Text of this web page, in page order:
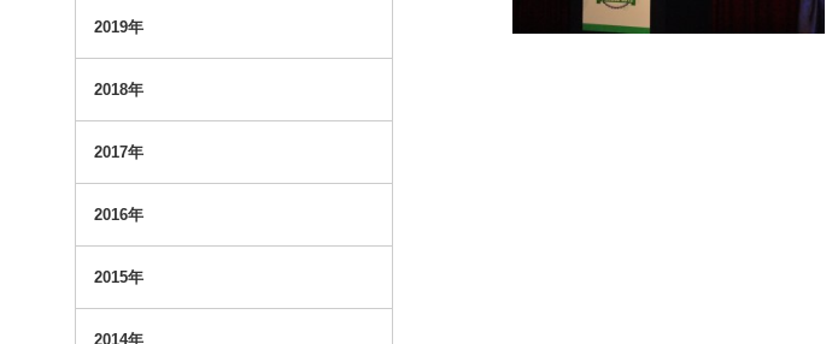
2019年
2018年
2017年
2016年
2015年
2014年